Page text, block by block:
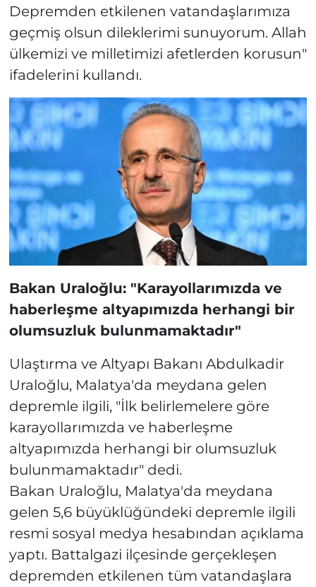
Depremden etkilenen vatandaşlarımıza
geçmiş olsun dileklerimi sunuyorum. Allah
ülkemizi ve milletimizi afetlerden korusun"
ifadelerini kullandı.
Bakan Uraloğlu: "Karayollarımızda ve
haberleşme altyapımızda herhangi bir
olumsuzluk bulunmamaktadır"
Ulaştırma ve Altyapı Bakanı Abdulkadir
Uraloğlu, Malatya'da meydana gelen
depremle ilgili, "İlk belirlemelere göre
karayollarımızda ve haberleşme
altyapımızda herhangi bir olumsuzluk
bulunmamaktadır" dedi.
Bakan Uraloğlu, Malatya'da meydana
gelen 5,6 büyüklüğündeki depremle ilgili
resmi sosyal medya hesabından açıklama
yaptı. Battalgazi ilçesinde gerçekleşen
depremden etkilenen tüm vatandaşlara